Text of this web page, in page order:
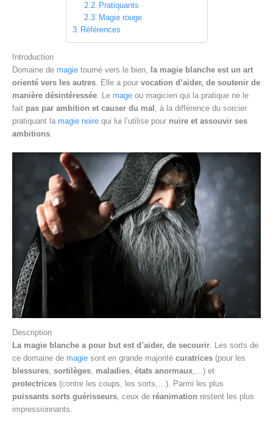
Pratiquants
Magie rouge
Références
Introduction
Domaine de magie tourné vers le bien,
la magie blanche est un art
orienté vers les autres . Elle a pour vocation d’aider, de soutenir de
manière désintéressée . Le mage ou magicien qui la pratique ne le
fait pas par ambition et causer du mal
, à la différence du sorcier
pratiquant la magie noire qui lui l’utilise pour nuire et assouvir ses
ambitions
Description
La magie blanche a pour but est d’aider, de secourir. Les sorts de
ce domaine de magie sont en grande majorité curatrices (pour les
blessures, sortilèges, maladies, états anormaux,…) et
protectrices (contre les coups, les sorts,…). Parmi les plus
puissants sorts guérisseurs, ceux de réanimation restent les plus
impressionnants.